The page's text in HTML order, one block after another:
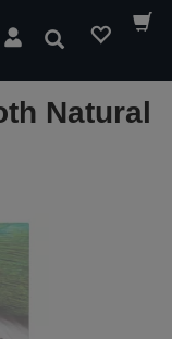
Hledat
Natural